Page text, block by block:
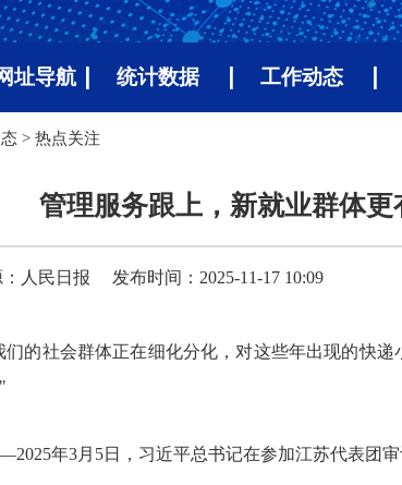
址导航 统计数据 工作动态
> 热点关注
管理服务跟上，新就业群体更
人民日报 发布时间：2025-11-17 10:09
们的社会群体正在细化分化，对这些年出现的快
年3月5日，习近平总书记在参加江苏代表团审